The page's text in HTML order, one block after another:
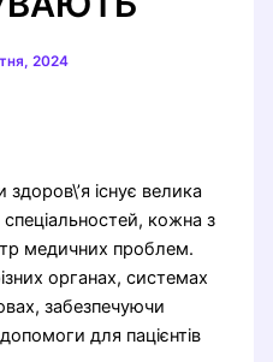
2024
існує велика
спеціальностей, кожна з
медичних проблем.
органах, системах
забезпечуючи
для пацієнтів